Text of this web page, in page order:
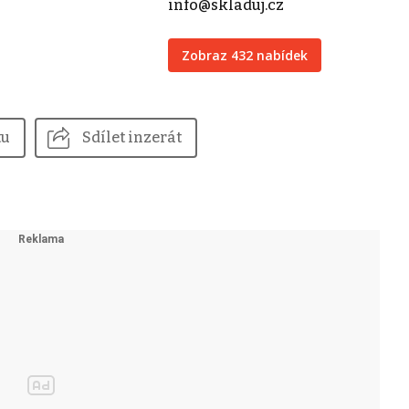
info@skladuj.cz
Zobraz 432 nabídek
Sdílet inzerát